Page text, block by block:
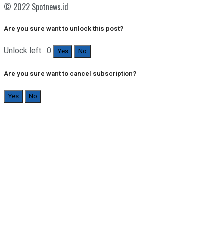
© 2022 Spotnews.id
Are you sure want to unlock this post?
Unlock left : 0 Yes No
Are you sure want to cancel subscription?
Yes No